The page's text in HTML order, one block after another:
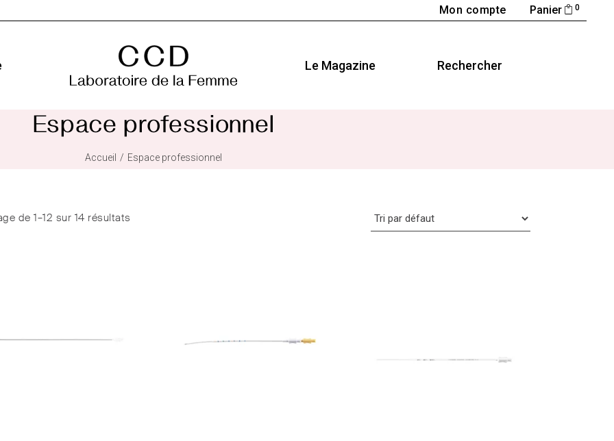
Mon compte Panier 0
Le Magazine Rechercher
Espace professionnel
Accueil Espace professionnel
de 1–12 sur 14 résultats